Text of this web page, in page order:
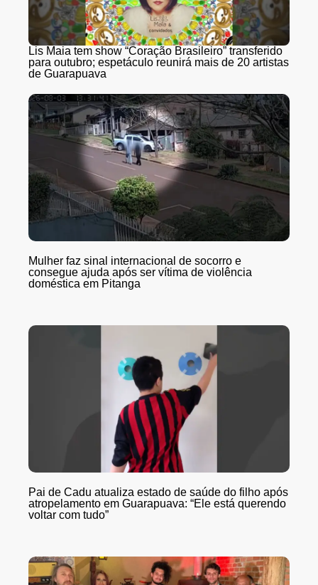
Lis Maia tem show “Coração Brasileiro” transferido
para outubro; espetáculo reunirá mais de 20 artistas
de Guarapuava
Mulher faz sinal internacional de socorro e
consegue ajuda após ser vítima de violência
doméstica em Pitanga
Pai de Cadu atualiza estado de saúde do filho após
atropelamento em Guarapuava: “Ele está querendo
voltar com tudo”